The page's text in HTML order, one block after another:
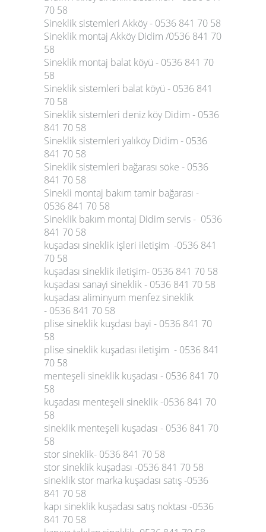
70 58
Sineklik sistemleri Akköy - 0536 841 70 58
Sineklik montaj Akköy Didim /0536 841 70
58
Sineklik montaj balat köyü - 0536 841 70
58
Sineklik sistemleri balat köyü - 0536 841
70 58
Sineklik sistemleri deniz köy Didim - 0536
841 70 58
Sineklik sistemleri yalıköy Didim - 0536
841 70 58
Sineklik sistemleri bağarası söke - 0536
841 70 58
Sinekli montaj bakım tamir bağarası -
0536 841 70 58
Sineklik bakım montaj Didim servis - 0536
841 70 58
kuşadası sineklik işleri iletişim -0536 841
70 58
kuşadası sineklik iletişim- 0536 841 70 58
kuşadası sanayi sineklik - 0536 841 70 58
kuşadası aliminyum menfez sineklik
- 0536 841 70 58
plise sineklik kuşdası bayi - 0536 841 70
58
plise sineklik kuşadası iletişim - 0536 841
70 58
menteşeli sineklik kuşadası - 0536 841 70
58
kuşadası menteşeli sineklik -0536 841 70
58
sineklik menteşeli kuşadası - 0536 841 70
58
stor sineklik- 0536 841 70 58
stor sineklik kuşadası -0536 841 70 58
sineklik stor marka kuşadası satış -0536
841 70 58
kapı sineklik kuşadası satış noktası -0536
841 70 58